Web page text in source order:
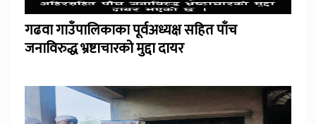
गढवा गाउँपालिकाका पूर्वअध्यक्ष सहित पाँच
जनाविरुद्ध भ्रष्टाचारको मुद्दा दायर